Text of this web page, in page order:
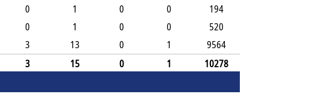
0 1 0 0
194
0 1 0 0
520
3 13 0 1
9564
3 15 0 1 10278